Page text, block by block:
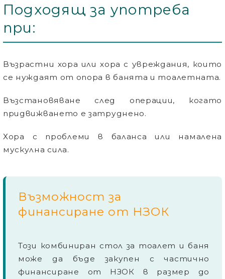
Подходящ за употреба
при:
Възрастни хора или хора с увреждания, които
се нуждаят от опора в банята и тоалетната.
Възстановяване след операции, когато
придвижването е затруднено.
Хора с проблеми в баланса или намалена
мускулна сила.
Възможност за
финансиране от НЗОК
Този комбиниран стол за тоалет и баня
може да бъде закупен с частично
финансиране от НЗОК в размер до